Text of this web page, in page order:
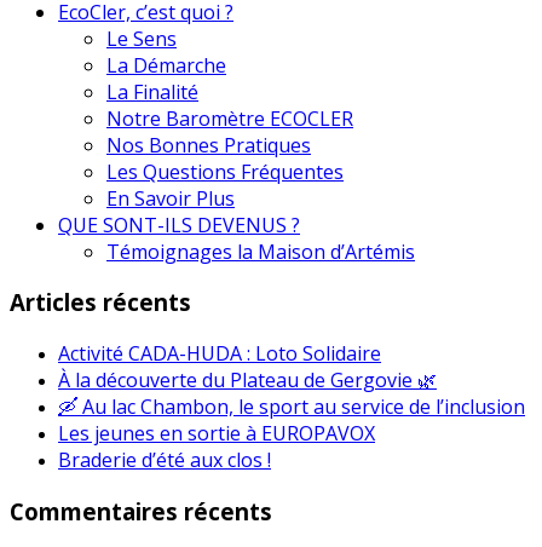
EcoCler, c’est quoi ?
Le Sens
La Démarche
La Finalité
Notre Baromètre ECOCLER
Nos Bonnes Pratiques
Les Questions Fréquentes
En Savoir Plus
QUE SONT-ILS DEVENUS ?
Témoignages la Maison d’Artémis
Articles récents
Activité CADA-HUDA : Loto Solidaire
À la découverte du Plateau de Gergovie 🌿
🛶 Au lac Chambon, le sport au service de l’inclusion
Les jeunes en sortie à EUROPAVOX
Braderie d’été aux clos !
Commentaires récents